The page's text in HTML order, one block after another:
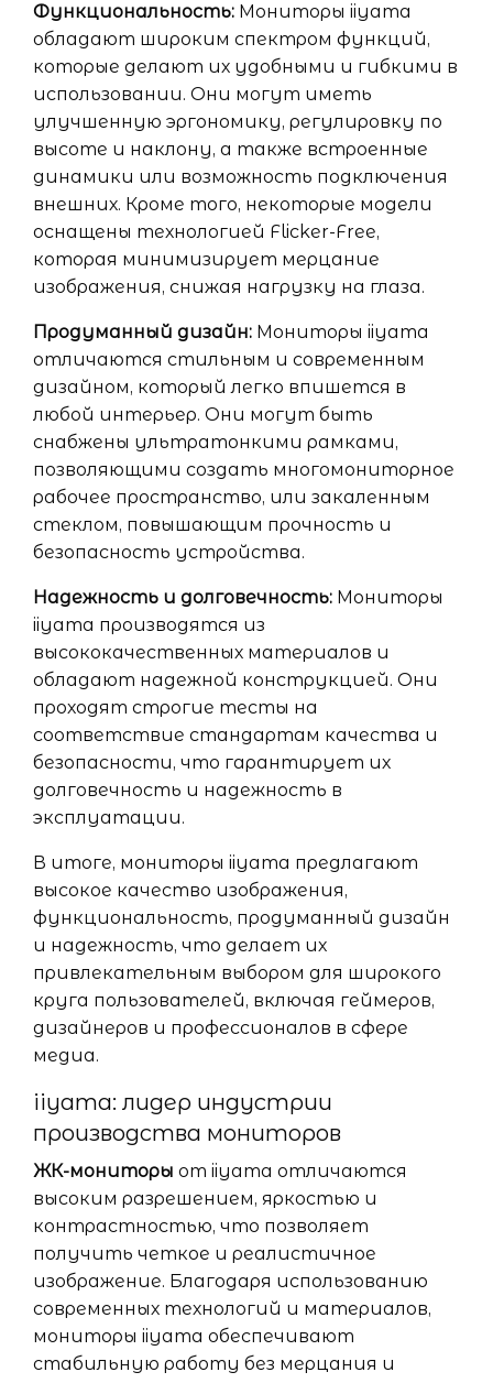
Функциональность: Мониторы iiyama
обладают широким спектром функций,
которые делают их удобными и гибкими в
использовании. Они могут иметь
улучшенную эргономику, регулировку по
высоте и наклону, а также встроенные
динамики или возможность подключения
внешних. Кроме того, некоторые модели
оснащены технологией Flicker-Free,
которая минимизирует мерцание
изображения, снижая нагрузку на глаза.
Продуманный дизайн: Мониторы iiyama
отличаются стильным и современным
дизайном, который легко впишется в
любой интерьер. Они могут быть
снабжены ультратонкими рамками,
позволяющими создать многомониторное
рабочее пространство, или закаленным
стеклом, повышающим прочность и
безопасность устройства.
Надежность и долговечность: Мониторы
iiyama производятся из
высококачественных материалов и
обладают надежной конструкцией. Они
проходят строгие тесты на
соответствие стандартам качества и
безопасности, что гарантирует их
долговечность и надежность в
эксплуатации.
В итоге, мониторы iiyama предлагают
высокое качество изображения,
функциональность, продуманный дизайн
и надежность, что делает их
привлекательным выбором для широкого
круга пользователей, включая геймеров,
дизайнеров и профессионалов в сфере
медиа.
iiyama: лидер индустрии
производства мониторов
ЖК-мониторы от iiyama отличаются
высоким разрешением, яркостью и
контрастностью, что позволяет
получить четкое и реалистичное
изображение. Благодаря использованию
современных технологий и материалов,
мониторы iiyama обеспечивают
стабильную работу без мерцания и